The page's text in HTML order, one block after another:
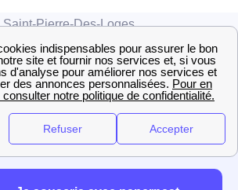
Saint-Pierre-Des-Loges